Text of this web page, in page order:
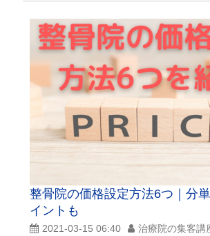
整骨院の価格設定方法6つ｜分
イントも
2021-03-15 06:40 治療院の集客講